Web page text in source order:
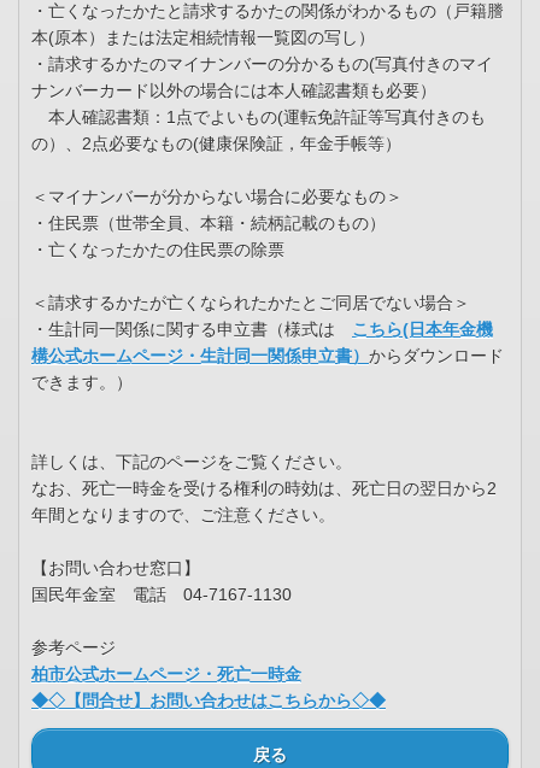
・亡くなったかたと請求するかたの関係がわかるもの（戸籍謄
本(原本）または法定相続情報一覧図の写し）
・請求するかたのマイナンバーの分かるもの(写真付きのマイ
ナンバーカード以外の場合には本人確認書類も必要）
本人確認書類：1点でよいもの(運転免許証等写真付きのも
の）、2点必要なもの(健康保険証，年金手帳等）
＜マイナンバーが分からない場合に必要なもの＞
・住民票（世帯全員、本籍・続柄記載のもの）
・亡くなったかたの住民票の除票
＜請求するかたが亡くなられたかたとご同居でない場合＞
・生計同一関係に関する申立書（様式は こちら(日本年金機
構公式ホームページ・生計同一関係申立書） からダウンロード
できます。）
詳しくは、下記のページをご覧ください。
なお、死亡一時金を受ける権利の時効は、死亡日の翌日から2
年間となりますので、ご注意ください。
【お問い合わせ窓口】
国民年金室 電話 04-7167-1130
参考ページ
柏市公式ホームページ・死亡一時金
◆◇【問合せ】お問い合わせはこちらから◇◆
戻る